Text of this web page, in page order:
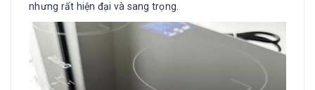
nhưng rất hiện đại và sang trọng.